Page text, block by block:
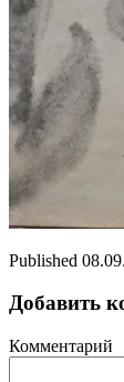
Published
Добавить
Комментарий